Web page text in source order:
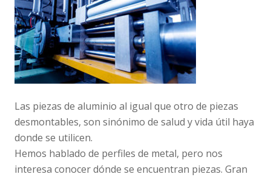
Las piezas de aluminio al igual que otro de piezas
desmontables, son sinónimo de salud y vida útil haya
donde se utilicen.
Hemos hablado de perfiles de metal, pero nos
interesa conocer dónde se encuentran piezas. Gran